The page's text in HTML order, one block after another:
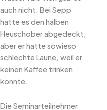
auch nicht. Bei Sepp
hatte es den halben
Heuschober abgedeckt,
aber er hatte sowieso
schlechte Laune, weil er
keinen Kaffee trinken
konnte.
Die Seminarteilnehmer